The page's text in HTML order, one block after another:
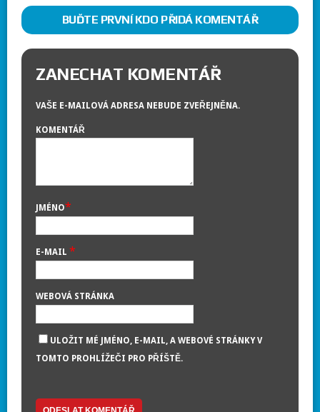
BUĎTE PRVNÍ KDO PŘIDÁ KOMENTÁŘ
ZANECHAT KOMENTÁŘ
VAŠE E-MAILOVÁ ADRESA NEBUDE ZVEŘEJNĚNA.
KOMENTÁŘ
JMÉNO*
E-MAIL *
WEBOVÁ STRÁNKA
ULOŽIT MÉ JMÉNO, E-MAIL, A WEBOVÉ STRÁNKY V
TOMTO PROHLÍŽEČI PRO PŘÍŠTĚ.